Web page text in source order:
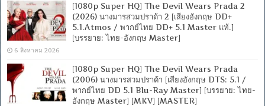
ไทย
+
อังกฤษ]
[MASTER]
[MKV]
[ONE2UP]
[1080p Super HQ] The Devil Wears Prada 2
(2026) นางมารสวมปราด้า 2 [เสียงอังกฤษ DD+
5.1.Atmos / พากย์ไทย DD+ 5.1 Master แท้.]
[บรรยาย: ไทย-อังกฤษ Master]
6 สิงหาคม 2026
[1080p Super HQ] The Devil Wears Prada
(2006) นางมารสวมปราด้า [เสียงอังกฤษ DTS: 5.1 /
พากย์ไทย DD 5.1 Blu-Ray Master] [บรรยาย: ไทย-
อังกฤษ Master] [MKV] [MASTER]